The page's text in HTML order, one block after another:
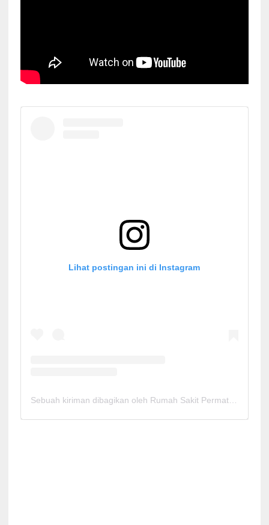
Lihat postingan ini di Instagram
Sebuah kiriman dibagikan oleh Rumah Sakit Permata Cirebon (@rspermatacirebon)